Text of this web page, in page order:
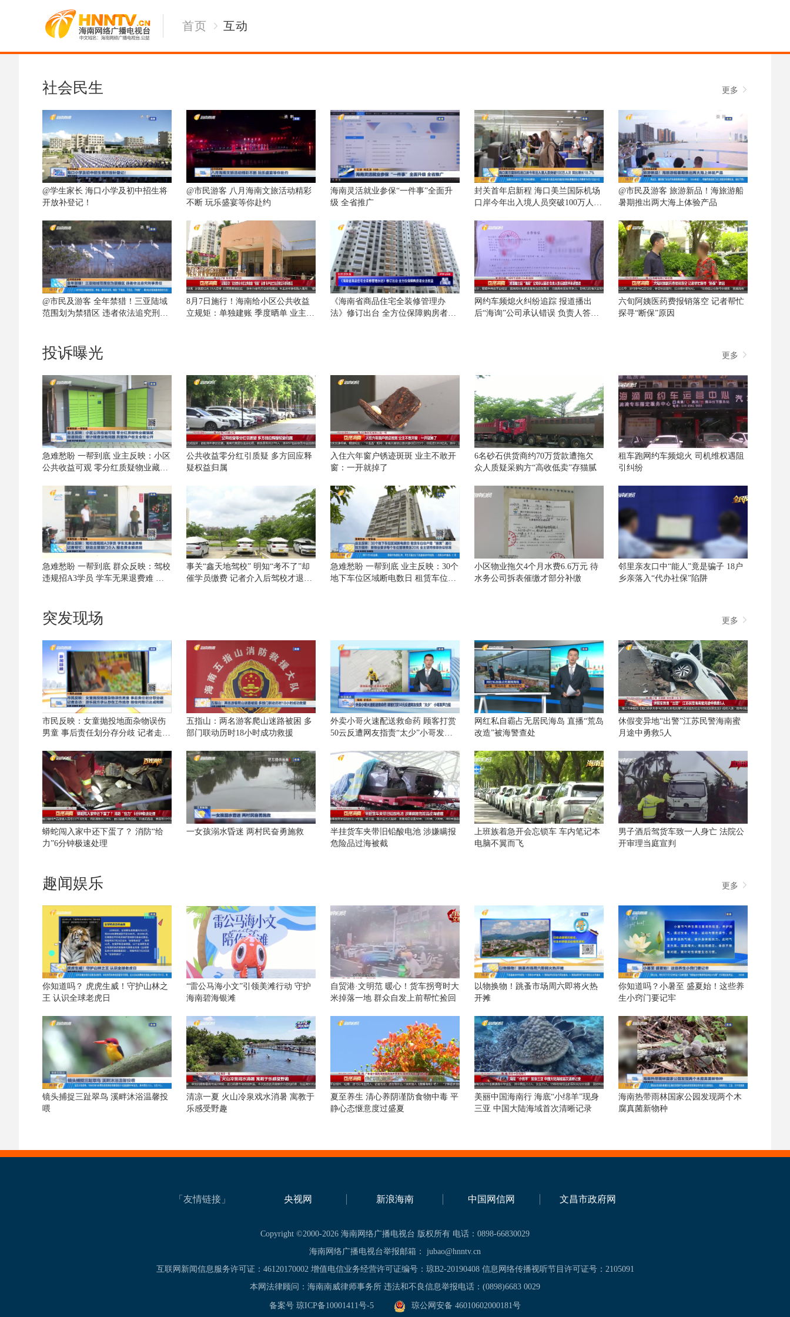
首页 互动
社会民生 更多
@学生家长 海口小学及初中招生将
开放补登记！
@市民游客 八月海南文旅活动精彩
不断 玩乐盛宴等你赴约
海南灵活就业参保“一件事”全面升
级 全省推广
封关首年启新程 海口美兰国际机场
口岸今年出入境人员突破100万人次
@市民及游客 旅游新品！海旅游船
暑期推出两大海上体验产品
@市民及游客 全年禁猎！三亚陆域
范围划为禁猎区 违者依法追究刑事
8月7日施行！海南给小区公共收益
立规矩：单独建账 季度晒单 业主共
《海南省商品住宅全装修管理办
法》修订出台 全方位保障购房者合
网约车频熄火纠纷追踪 报道播出
后“海询”公司承认错误 负责人答应
六旬阿姨医药费报销落空 记者帮忙
探寻“断保”原因
投诉曝光 更多
急难愁盼 一帮到底 业主反映：小区
公共收益可观 零分红质疑物业藏猫
管账户收支全程公开
公共收益零分红引质疑 多方回应释
疑权益归属
入住六年窗户锈迹斑斑 业主不敢开
窗：一开就掉了
6名砂石供货商约70万货款遭拖欠
众人质疑采购方“高收低卖”存猫腻
租车跑网约车频熄火 司机维权遇阻
引纠纷
急难愁盼 一帮到底 群众反映：驾校
违规招A3学员 学车无果退费难 记
事关“鑫天地驾校” 明知“考不了”却
催学员缴费 记者介入后驾校才退全
急难愁盼 一帮到底 业主反映：30个
地下车位区域断电数日 租赁车位住
小区物业拖欠4个月水费6.6万元 待
水务公司拆表催缴才部分补缴
邻里亲友口中“能人”竟是骗子 18户
乡亲落入“代办社保”陷阱
突发现场 更多
市民反映：女童抛投地面杂物误伤
男童 事后责任划分存分歧 记者走
偿问题已达成和解
五指山：两名游客爬山迷路被困 多
部门联动历时18小时成功救援
外卖小哥火速配送救命药 顾客打赏
50云反遭网友指责“太少”小哥发声
网红私自霸占无居民海岛 直播“荒岛
改造”被海警查处
休假变异地“出警”江苏民警海南蜜
月途中勇救5人
蟒蛇闯入家中还下蛋了？ 消防“给
力”6分钟极速处理
一女孩溺水昏迷 两村民奋勇施救
半挂货车夹带旧铅酸电池 涉嫌瞒报
危险品过海被截
上班族着急开会忘锁车 车内笔记本
电脑不翼而飞
男子酒后驾货车致一人身亡 法院公
开审理当庭宣判
趣闻娱乐 更多
你知道吗？ 虎虎生威！守护山林之
王 认识全球老虎日
“雷公马海小文”引领美滩行动 守护
海南碧海银滩
自贸港·文明范 暖心！货车拐弯时大
米掉落一地 群众自发上前帮忙捡回
以物换物！跳蚤市场周六即将火热
开摊
你知道吗？小暑至 盛夏始！这些养
生小窍门要记牢
镜头捕捉三趾翠鸟 溪畔沐浴温馨投
喂
清凉一夏 火山冷泉戏水消暑 寓教于
乐感受野趣
夏至养生 清心养阴谨防食物中毒 平
静心态惬意度过盛夏
美丽中国海南行 海底“小绵羊”现身
三亚 中国大陆海域首次清晰记录
海南热带雨林国家公园发现两个木
腐真菌新物种
「友情链接」 央视网 新浪海南 中国网信网 文昌市政府网
Copyright ©2000-2026 海南网络广播电视台 版权所有 电话：0898-66830029
海南网络广播电视台举报邮箱： jubao@hnntv.cn
互联网新闻信息服务许可证：46120170002 增值电信业务经营许可证编号：琼B2-20190408 信息网络传播视听节目许可证号：2105091
本网法律顾问：海南南威律师事务所 违法和不良信息举报电话：(0898)6683 0029
备案号 琼ICP备10001411号-5 琼公网安备 46010602000181号